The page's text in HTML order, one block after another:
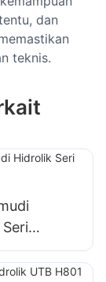
dan
teknis.